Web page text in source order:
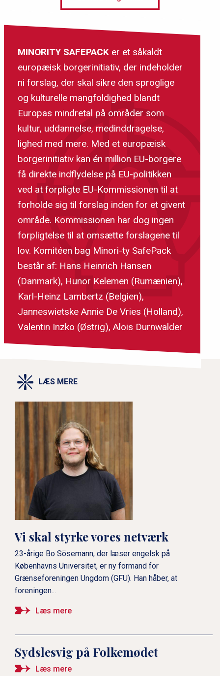
Kulturmiljøer kender ingen grænser
MINORITY SAFEPACKer et såkaldt
europæisk borgerinitiativ, der indeholder
ni forslag, der skal sikre den sproglige
og kulturelle mangfoldighed blandt
Europas mindretal på områder som
kultur, uddannelse, medinddragelse,
lighed med mere. Med et europæisk
borgerinitiativ kan én million EU-borgere
få direkte indflydelse på EU-politikken
ved at forpligte EU-Kommissionen til at
forholde sig til forslag inden for et givent
område. Kommissionen har dog ingen
forpligtelse til at omsætte forslagene til
lov. Komitéen bag Minori-ty SafePack
består af: Hans Heinrich Hansen
(Danmark), Hunor Kelemen (Rumænien),
Karl-Heinz Lambertz (Belgien),
Janneswietske Annie De Vries (Holland),
Valentin Inzko (Østrig), Alois Durnwalder
LÆS MERE
Vi skal styrke vores netværk
23-årige Bo Sösemann, der læser engelsk på
Københavns Universitet, er ny formand for
Grænseforeningen Ungdom (GFU). Han håber, at
foreningen...
Læs mere
Sydslesvig på Folkemødet
Læs mere